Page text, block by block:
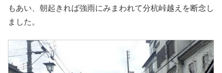
もあい、朝起きれば強雨にみまわれて分杭峠越えを断念し
ました。